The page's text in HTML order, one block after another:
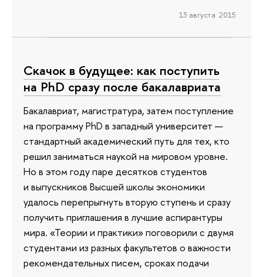
13 августа 2015
Cкачок в будущее: как поступить
на PhD сразу после бакалавриата
Бакалавриат, магистратура, затем поступление
на программу PhD в западный университет —
стандартный академический путь для тех, кто
решил заниматься наукой на мировом уровне.
Но в этом году паре десятков студентов
и выпускников Выcшей школы экономики
удалось перепрыгнуть вторую ступень и сразу
получить приглашения в лучшие аспирантуры
мира. «Теории и практики» поговорили с двумя
студентами из разных факультетов о важности
рекомендательных писем, сроках подачи